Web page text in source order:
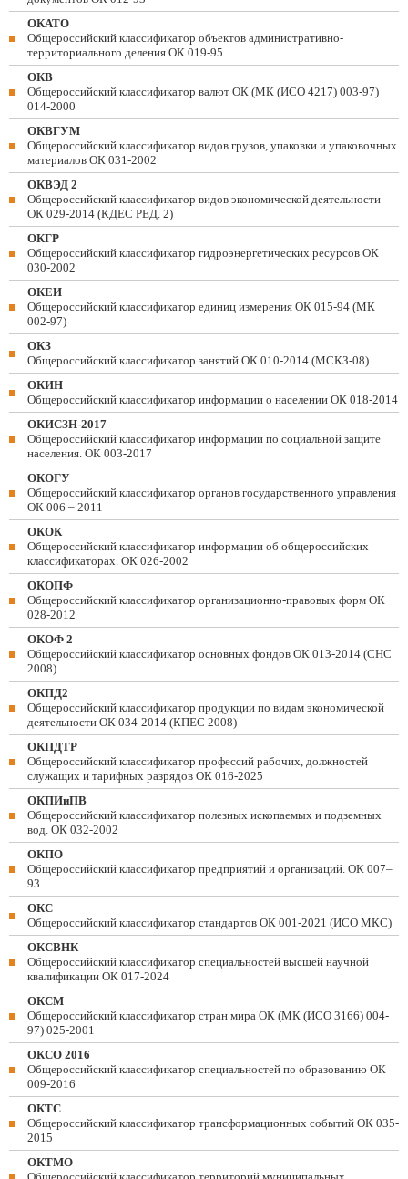
ОКАТО
Общероссийский классификатор объектов административно-
территориального деления ОК 019-95
ОКВ
Общероссийский классификатор валют ОК (МК (ИСО 4217) 003-97)
014-2000
ОКВГУМ
Общероссийский классификатор видов грузов, упаковки и упаковочных
материалов ОК 031-2002
ОКВЭД 2
Общероссийский классификатор видов экономической деятельности
ОК 029-2014 (КДЕС РЕД. 2)
ОКГР
Общероссийский классификатор гидроэнергетических ресурсов ОК
030-2002
ОКЕИ
Общероссийский классификатор единиц измерения ОК 015-94 (МК
002-97)
ОКЗ
Общероссийский классификатор занятий ОК 010-2014 (МСКЗ-08)
ОКИН
Общероссийский классификатор информации о населении ОК 018-2014
ОКИСЗН-2017
Общероссийский классификатор информации по социальной защите
населения. ОК 003-2017
ОКОГУ
Общероссийский классификатор органов государственного управления
ОК 006 – 2011
ОКОК
Общероссийский классификатор информации об общероссийских
классификаторах. ОК 026-2002
ОКОПФ
Общероссийский классификатор организационно-правовых форм ОК
028-2012
ОКОФ 2
Общероссийский классификатор основных фондов ОК 013-2014 (СНС
2008)
ОКПД2
Общероссийский классификатор продукции по видам экономической
деятельности ОК 034-2014 (КПЕС 2008)
ОКПДТР
Общероссийский классификатор профессий рабочих, должностей
служащих и тарифных разрядов ОК 016-2025
ОКПИиПВ
Общероссийский классификатор полезных ископаемых и подземных
вод. ОК 032-2002
ОКПО
Общероссийский классификатор предприятий и организаций. ОК 007–
93
ОКС
Общероссийский классификатор стандартов ОК 001-2021 (ИСО МКС)
ОКСВНК
Общероссийский классификатор специальностей высшей научной
квалификации ОК 017-2024
ОКСМ
Общероссийский классификатор стран мира ОК (МК (ИСО 3166) 004-
97) 025-2001
ОКСО 2016
Общероссийский классификатор специальностей по образованию ОК
009-2016
ОКТС
Общероссийский классификатор трансформационных событий ОК 035-
2015
ОКТМО